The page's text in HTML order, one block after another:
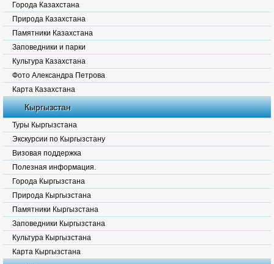
Города Казахстана
Природа Казахстана
Памятники Казахстана
Заповедники и парки
Культура Казахстана
Фото Александра Петрова
Карта Казахстана
Кыргызстан
Туры Кыргызстана
Экскурсии по Кыргызстану
Визовая поддержка
Полезная информация.
Города Кыргызстана
Природа Кыргызстана
Памятники Кыргызстана
Заповедники Кыргызстана
Культура Кыргызстана
Карта Кыргызстана